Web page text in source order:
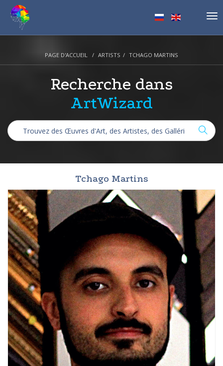
PAGE D'ACCUEIL ARTISTS TCHAGO MARTINS
Recherche dans
ArtWizard
Tchago Martins